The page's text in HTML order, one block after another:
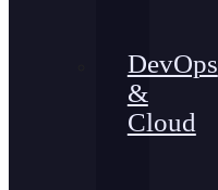
DevOps
&
Cloud